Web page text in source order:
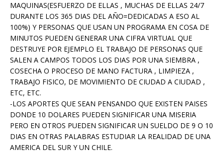
MAQUINAS(ESFUERZO DE ELLAS , MUCHAS DE ELLAS 24/7
DURANTE LOS 365 DIAS DEL AÑO=DEDICADAS A ESO AL
100%) Y PERSONAS QUE USAN UN PROGRAMA EN COSA DE
MINUTOS PUEDEN GENERAR UNA CIFRA VIRTUAL QUE
DESTRUYE POR EJEMPLO EL TRABAJO DE PERSONAS QUE
SALEN A CAMPOS TODOS LOS DIAS POR UNA SIEMBRA ,
COSECHA O PROCESO DE MANO FACTURA , LIMPIEZA ,
TRABAJO FISICO, DE MOVIMIENTO DE CIUDAD A CIUDAD ,
ETC, ETC.
-LOS APORTES QUE SEAN PENSANDO QUE EXISTEN PAISES
DONDE 10 DOLARES PUEDEN SIGNIFICAR UNA MISERIA
PERO EN OTROS PUEDEN SIGNIFICAR UN SUELDO DE 9 O 10
DIAS EN OTRAS PALABRAS ESTUDIAR LA REALIDAD DE UNA
AMERICA DEL SUR Y UN CHILE.